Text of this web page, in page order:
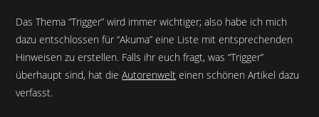
Das Thema “Trigger” wird immer wichtiger; also habe ich mich
dazu entschlossen für “Akuma” eine Liste mit entsprechenden
Hinweisen zu erstellen. Falls ihr euch fragt, was “Trigger”
überhaupt sind, hat dieAutorenwelt einen schönen Artikel dazu
verfasst.